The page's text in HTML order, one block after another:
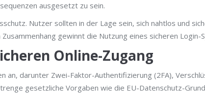
ausgesetzt zu sein.
Nutzer sollten in der Lage sein, sich nahtlos und
gewinnt die Nutzung eines sicheren
Online-Zugang
darunter Zwei-Faktor-Authentifizierung (2FA),
gesetzliche Vorgaben wie die EU-Datenschutz-